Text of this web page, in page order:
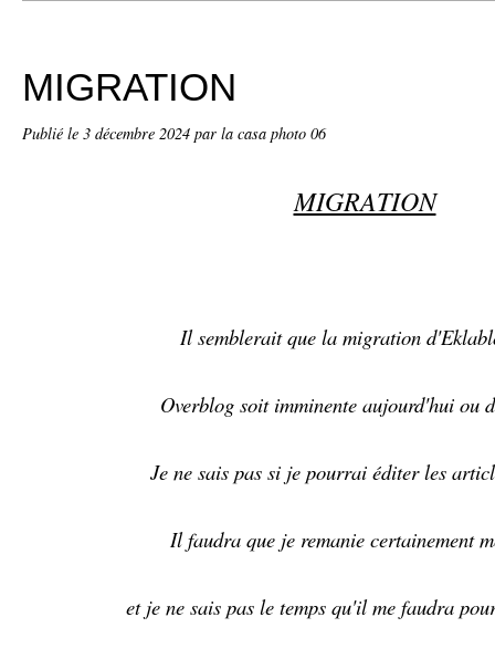
MIGRATION
Publié le 3 décembre 2024 par la casa photo 06
MIGRATION
Il semblerait que la migration
Overblog soit imminente aujourd'hui ou
Je ne sais pas si je pourrai éditer les
Il faudra que je remanie certainement
et je ne sais pas le temps qu'il me faudra